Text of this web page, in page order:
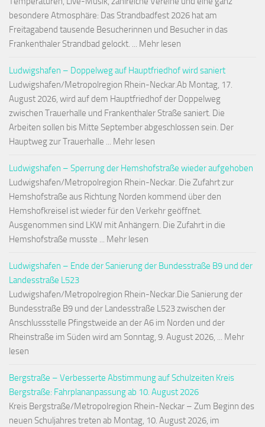
besondere Atmosphäre: Das Strandbadfest 2026 hat am
Freitagabend tausende Besucherinnen und Besucher in das
Frankenthaler Strandbad gelockt. ... Mehr lesen
Ludwigshafen – Doppelweg auf Hauptfriedhof wird saniert
Ludwigshafen/Metropolregion Rhein-Neckar.Ab Montag, 17.
August 2026, wird auf dem Hauptfriedhof der Doppelweg
zwischen Trauerhalle und Frankenthaler Straße saniert. Die
Arbeiten sollen bis Mitte September abgeschlossen sein. Der
Hauptweg zur Trauerhalle ... Mehr lesen
Ludwigshafen – Sperrung der Hemshofstraße wieder aufgehoben
Ludwigshafen/Metropolregion Rhein-Neckar. Die Zufahrt zur
Hemshofstraße aus Richtung Norden kommend über den
Hemshofkreisel ist wieder für den Verkehr geöffnet.
Ausgenommen sind LKW mit Anhängern. Die Zufahrt in die
Hemshofstraße musste ... Mehr lesen
Ludwigshafen – Ende der Sanierung der Bundesstraße B9 und der
Landesstraße L523
Ludwigshafen/Metropolregion Rhein-Neckar.Die Sanierung der
Bundesstraße B9 und der Landesstraße L523 zwischen der
Anschlussstelle Pfingstweide an der A6 im Norden und der
Rheinstraße im Süden wird am Sonntag, 9. August 2026, ... Mehr
lesen
Bergstraße – Verbesserte Abstimmung auf Schulzeiten Kreis
Bergstraße: Fahrplananpassung ab 10. August 2026
Kreis Bergstraße/Metropolregion Rhein-Neckar – Zum Beginn des
neuen Schuljahres treten ab Montag, 10. August 2026, im